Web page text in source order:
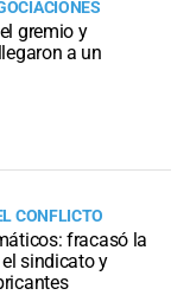
gremio y
a un
CONFLICTO
fracasó la
sindicato y